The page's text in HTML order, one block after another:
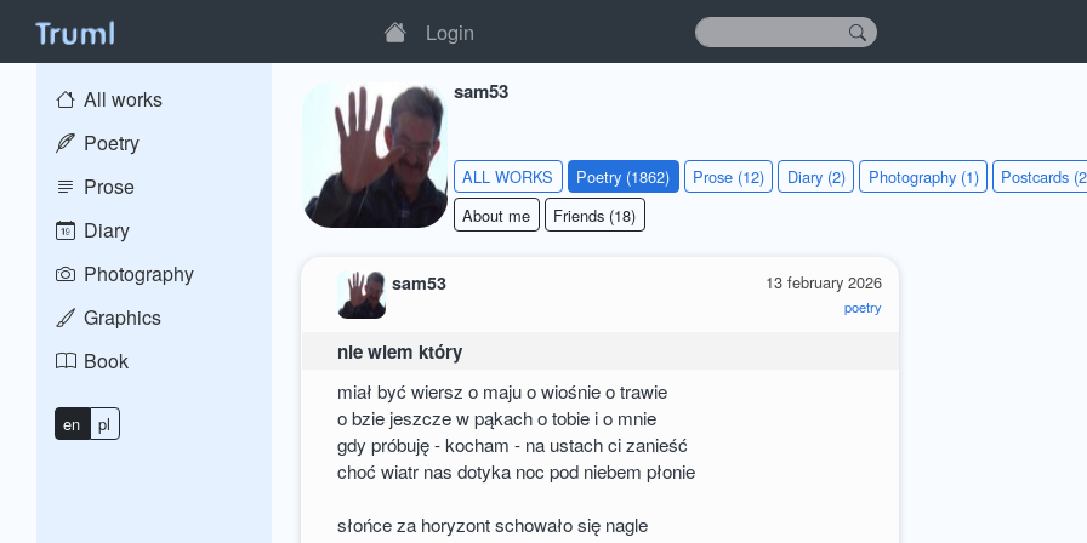
Login
All works
Poetry
Prose
Diary
Photography
Graphics
Book
en pl
sam53
ALL WORKS Poetry (1862) Prose (12) Diary (2) Photography (1)
Postcards
About me
Friends (18)
13 february 2026
poetry
sam53
nie wiem który
miał być wiersz o maju o wiośnie o trawie
o bzie jeszcze w pąkach o tobie i o mnie
gdy próbuję - kocham - na ustach ci zanieść
choć wiatr nas dotyka noc pod niebem płonie
słońce za horyzont schowało się nagle